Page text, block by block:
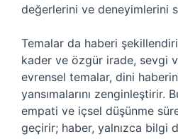
değerlerini ve deneyimlerini
Temalar da haberi
kader ve özgür irade, sevgi
evrensel temalar, dini
yansımalarını zenginleştirir.
empati ve içsel düşünme
geçirir; haber, yalnızca bilgi